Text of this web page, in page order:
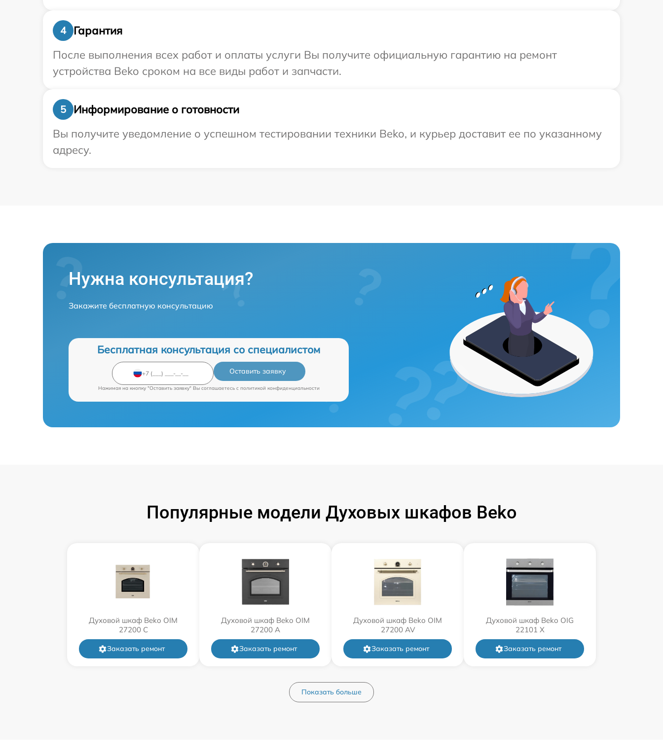
4
Гарантия
После выполнения всех работ и оплаты услуги Вы получите официальную гарантию на ремонт
устройства Beko сроком на все виды работ и запчасти.
5
Информирование о готовности
Вы получите уведомление о успешном тестировании техники Beko, и курьер доставит ее по указанному
адресу.
Нужна консультация?
Закажите бесплатную консультацию
Бесплатная консультация со специалистом
Оставить заявку
Нажимая на кнопку "Оставить заявку" Вы соглашаетесь c политикой конфиденциальности
Популярные модели Духовых шкафов Beko
Духовой шкаф Beko OIM
27200 C
Заказать ремонт
Духовой шкаф Beko OIM
27200 A
Заказать ремонт
Духовой шкаф Beko OIM
27200 AV
Заказать ремонт
Духовой шкаф Beko OIG
22101 X
Заказать ремонт
Показать больше